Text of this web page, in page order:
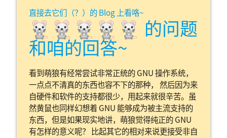
直接去它们（？）的 Blog 上看咯~
🐁🐁🐁🐁🐁 的问题
和咱的回答~
看到萌狼有经常尝试非常正统的 GNU 操作系统，
一点点不清真的东西也容不下的那种， 然后因为来
自硬件和软件的支持都很少，用起来就很辛苦。虽
然黄鼠也同样幻想着 GNU 能够成为被主流支持的
东西，但是如果现实地讲，萌狼觉得纯正的 GNU
有怎样的意义呢？ 比起其它的相对来说更接受非自